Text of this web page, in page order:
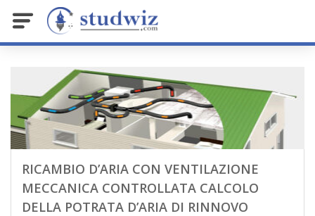
RICAMBIO D’ARIA CON VENTILAZIONE
MECCANICA CONTROLLATA CALCOLO
DELLA POTRATA D’ARIA DI RINNOVO